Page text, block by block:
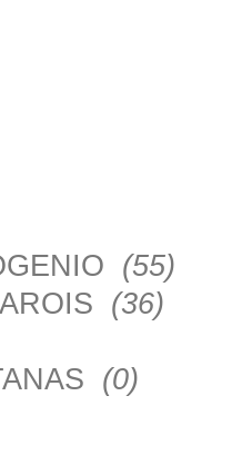
(55)
(36)
(0)